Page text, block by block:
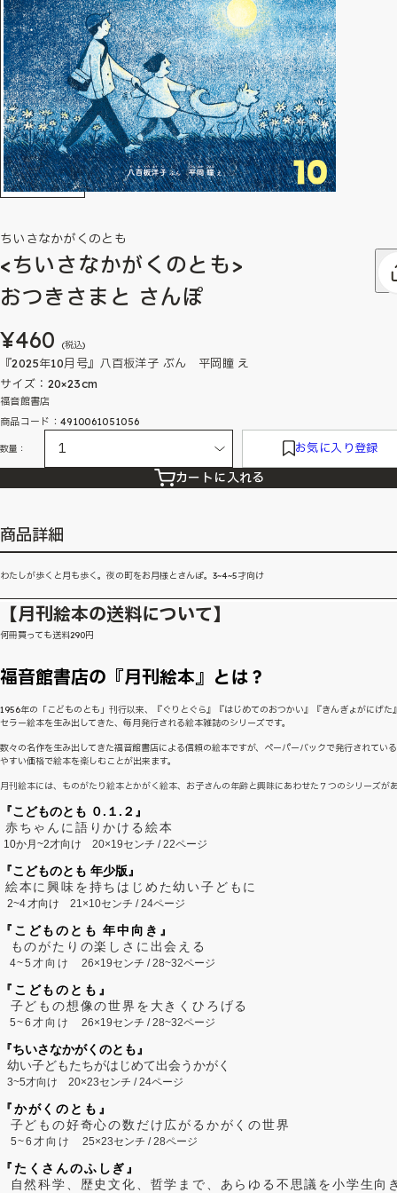
ちいさなかがくのとも
<ちいさなかがくのとも>
おつきさまと さんぽ
¥460 (税込)
『2025年10月号』八百板洋子 ぶん 平岡瞳 え
サイズ：20×23cm
福音館書店
商品コード：4910061051056
数量： お気に入り登録
カートに入れる
商品詳細
わたしが歩くと月も歩く。夜の町をお月様とさんぽ。3~4~5才向け
【月刊絵本の送料について】
何冊買っても送料290円
福音館書店の『月刊絵本』とは？
1956年の「こどものとも」刊行以来、『ぐりとぐら』『はじめてのおつかい』『きんぎょがにげた
セラー絵本を生み出してきた、毎月発行される絵本雑誌のシリーズです。
数々の名作を生み出してきた福音館書店による信頼の絵本ですが、ペーパーバックで発行されてい
やすい価格で絵本を楽しむことが出来ます。
月刊絵本には、ものがたり絵本とかがく絵本、お子さんの年齢と興味にあわせた７つのシリーズが
『こどものとも ０.１.２』
赤ちゃんに語りかける絵本
10か月~2才向け 20×19センチ / 22ページ
『こどものとも 年少版』
絵本に興味を持ちはじめた幼い子どもに
2~4才向け 21×10センチ / 24ページ
『こどものとも 年中向き』
ものがたりの楽しさに出会える
4~5才向け26×19センチ / 28~32ページ
『こどものとも』
子どもの想像の世界を大きくひろげる
5~6才向け26×19センチ / 28~32ページ
『ちいさなかがくのとも』
幼い子どもたちがはじめて出会うかがく
3~5才向け 20×23センチ / 24ページ
『かがくのとも』
子どもの好奇心の数だけ広がるかがくの世界
5~6才向け25×23センチ / 28ページ
『たくさんのふしぎ』
自然科学、歴史文化、哲学まで、あらゆる不思議を小学生向